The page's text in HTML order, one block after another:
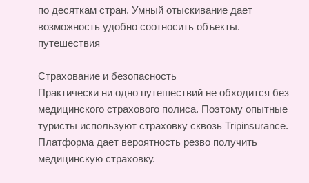
по десяткам стран. Умный отыскивание дает
возможность удобно соотносить объекты.
путешествия
Страхование и безопасность
Практически ни одно путешествий не обходится без
медицинского страхового полиса. Поэтому опытные
туристы используют страховку сквозь Tripinsurance.
Платформа дает вероятность резво получить
медицинскую страховку.